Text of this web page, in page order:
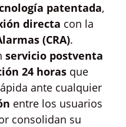
patentada,
directa con la
(CRA).
servicio postventa
24 horas que
ante cualquier
entre los usuarios
consolidan su